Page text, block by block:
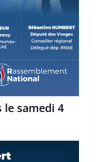
le samedi 4